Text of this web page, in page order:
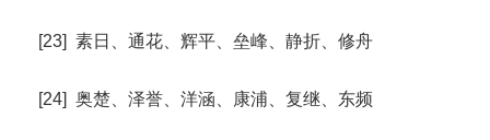
[23] 素日、通花、辉平、垒峰、静折、修舟
[24] 奥楚、泽誉、洋涵、康浦、复继、东频